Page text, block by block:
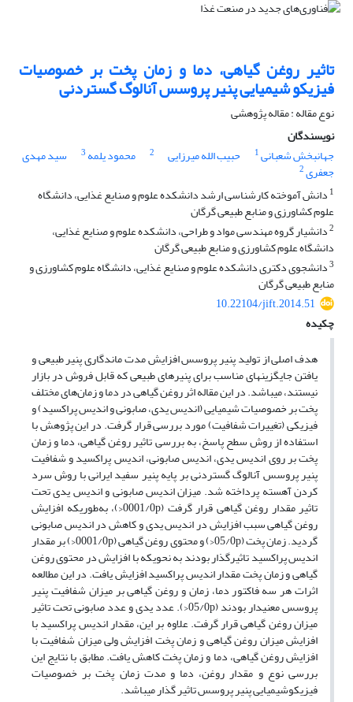
تاثیر روغن گیاهی، دما و زمان پخت بر خصوصیات
فیزیکو شیمیایی پنیر پروسس آنالوگ گستردنی
نوع مقاله : مقاله پژوهشی
نویسندگان
جهانبخش شعبانی1 حبیب الله میرزایی 2 محمود یلمه 3 سید مهدی
جعفری2
1 دانش آموخته کارشناسی ارشد دانشکده علوم و صنایع غذایی، دانشگاه
علوم کشاورزی و منابع طبیعی گرگان
2دانشیار گروه مهندسی مواد و طراحی، دانشکده علوم و صنایع غذایی،
دانشگاه علوم کشاورزی و منابع طبیعی گرگان
3دانشجوی دکتری دانشکده علوم و صنایع غذایی، دانشگاه علوم کشاورزی و
منابع طبیعی گرگان
10.22104/jift.2014.51
چکیده
هدف اصلی از تولید پنیر پروسس افزایش مدت ماندگاری پنیر طبیعی و
یافتن جایگزین­های مناسب برای پنیرهای طبیعی که قابل فروش در بازار
نیستند، می­باشد. در این مقاله اثر روغن گیاهی در دما و زمان‌های مختلف
پخت بر خصوصیات شیمیایی (اندیس یدی، صابونی و اندیس پراکسید) و
فیزیکی (تغییرات شفافیت) مورد بررسی قرار گرفت. در این پژوهش با
استفاده از روش سطح پاسخ، به بررسی تاثیر روغن گیاهی، دما و زمان
پخت بر روی اندیس یدی، اندیس صابونی، اندیس پراکسید و شفافیت
پنیر پروسس آنالوگ گستردنی بر پایه پنیر سفید ایرانی با روش سرد
کردن آهسته پرداخته شد. میزان اندیس صابونی و اندیس یدی تحت
تاثیر مقدار روغن گیاهی قرار گرفت (0001/0p<)، به‌طوری­که افزایش
روغن گیاهی سبب افزایش در اندیس یدی و کاهش در اندیس صابونی
گردید. زمان پخت (05/0p<) و محتوی روغن گیاهی (0001/0p<) بر مقدار
اندیس پراکسید تاثیر­گذار بودند به نحوی­که با افزایش در محتوی روغن
گیاهی و زمان پخت مقدار اندیس پراکسید افزایش یافت. در این مطالعه
اثرات هر سه فاکتور دما، زمان و روغن گیاهی بر میزان شفافیت پنیر
پروسس معنی­دار بودند (05/0p<). عدد یدی و عدد صابونی تحت تاثیر
میزان روغن گیاهی قرار گرفت. علاوه بر این، مقدار اندیس پراکسید با
افزایش میزان روغن گیاهی و زمان پخت افزایش ولی میزان شفافیت با
افزایش روغن گیاهی، دما و زمان پخت کاهش یافت. مطابق با نتایج این
بررسی نوع و مقدار روغن، دما و مدت زمان پخت بر خصوصیات
فیزیکوشیمیایی پنیر پروسس تاثیر گذار می­باشد.